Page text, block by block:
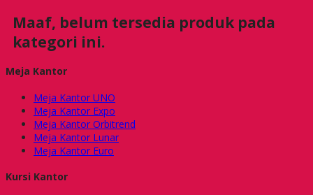
Maaf, belum tersedia produk pada
kategori ini.
Meja Kantor
Meja Kantor UNO
Meja Kantor Expo
Meja Kantor Orbitrend
Meja Kantor Lunar
Meja Kantor Euro
Kursi Kantor